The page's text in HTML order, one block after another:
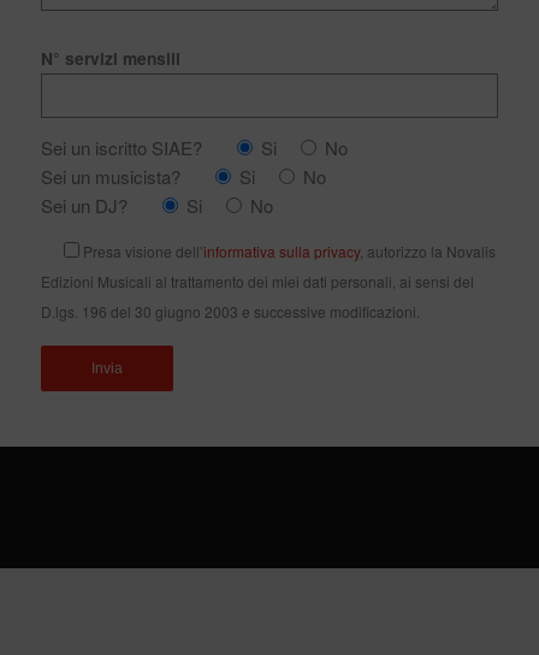
N° servizi mensili
Sei un iscritto SIAE? Si
No
Sei un musicista?
Si
No
Sei un DJ?
Si No
Presa visione dell’informativa sulla privacy, autorizzo la Novalis
Edizioni Musicali al trattamento dei miei dati personali, ai sensi del
D.lgs. 196 del 30 giugno 2003 e successive modificazioni.